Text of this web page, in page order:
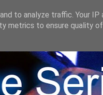
to analyze traffic. Your IP
metrics to ensure quality